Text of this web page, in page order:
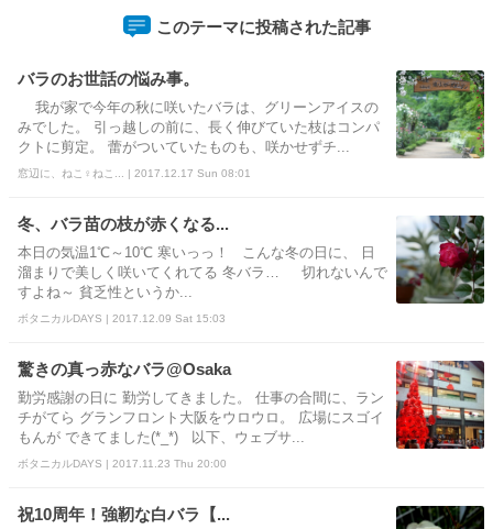
このテーマに投稿された記事
バラのお世話の悩み事。
我が家で今年の秋に咲いたバラは、グリーンアイスの
みでした。 引っ越しの前に、長く伸びていた枝はコンパ
クトに剪定。 蕾がついていたものも、咲かせずチ...
窓辺に、ねこ♀ねこ... | 2017.12.17 Sun 08:01
冬、バラ苗の枝が赤くなる...
本日の気温1℃～10℃ 寒いっっ！ こんな冬の日に、 日
溜まりで美しく咲いてくれてる 冬バラ… 切れないんで
すよね～ 貧乏性というか...
ボタニカルDAYS | 2017.12.09 Sat 15:03
驚きの真っ赤なバラ@Osaka
勤労感謝の日に 勤労してきました。 仕事の合間に、ラン
チがてら グランフロント大阪をウロウロ。 広場にスゴイ
もんが できてました(*_*) 以下、ウェブサ...
ボタニカルDAYS | 2017.11.23 Thu 20:00
祝10周年！強靭な白バラ【...